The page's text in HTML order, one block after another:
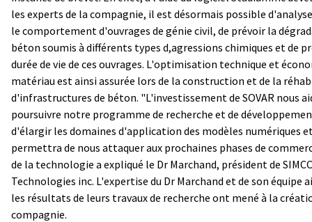
les experts de la compagnie, il est désormais possible
le comportement d'ouvrages de génie civil, de prévoir la
béton soumis à différents types d,agressions chimiques et de
durée de vie de ces ouvrages. L'optimisation technique et
matériau est ainsi assurée lors de la construction et de la
d'infrastructures de béton. "L'investissement de SOVAR nous
poursuivre notre programme de recherche et de
d'élargir les domaines d'application des modèles numériques
permettra de nous attaquer aux prochaines phases de
de la technologie a expliqué le Dr Marchand, président de
Technologies inc. L'expertise du Dr Marchand et de son équipe
les résultats de leurs travaux de recherche ont mené à la
compagnie.